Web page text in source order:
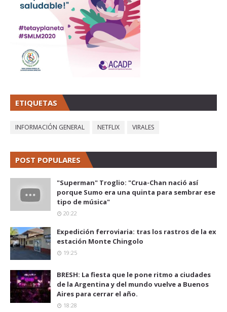
ETIQUETAS
INFORMACIÓN GENERAL NETFLIX VIRALES
POST POPULARES
"Superman" Troglio: "Crua-Chan nació así
porque Sumo era una quinta para sembrar ese
tipo de música"
20:22
Expedición ferroviaria: tras los rastros de la ex
estación Monte Chingolo
19:25
BRESH: La fiesta que le pone ritmo a ciudades
de la Argentina y del mundo vuelve a Buenos
Aires para cerrar el año.
18:28